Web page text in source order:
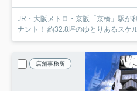
JR・大阪メトロ・京阪「京橋」駅が
ナント！ 約32.8坪のゆとりあるスケ
店舗事務所